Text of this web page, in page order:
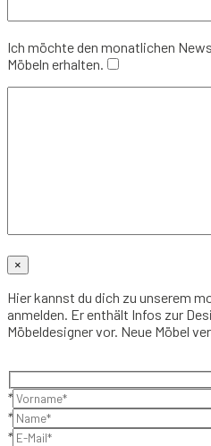
Ich möchte den monatlichen
Möbeln erhalten.
×
Hier kannst du dich zu unserem
anmelden. Er enthält Infos zur
Möbeldesigner vor. Neue Möbel
*
*
*